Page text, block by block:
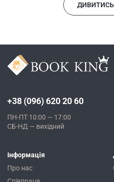
ДИВИТИСЬ
+38 (096) 620 20 60
ПН-ПТ 10:00 — 17:00
СБ-НД — вихідний
Інформація
Про нас